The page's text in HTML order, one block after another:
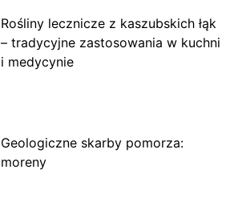
Rośliny lecznicze z kaszubskich łąk
– tradycyjne zastosowania w kuchni
i medycynie
Geologiczne skarby pomorza:
moreny